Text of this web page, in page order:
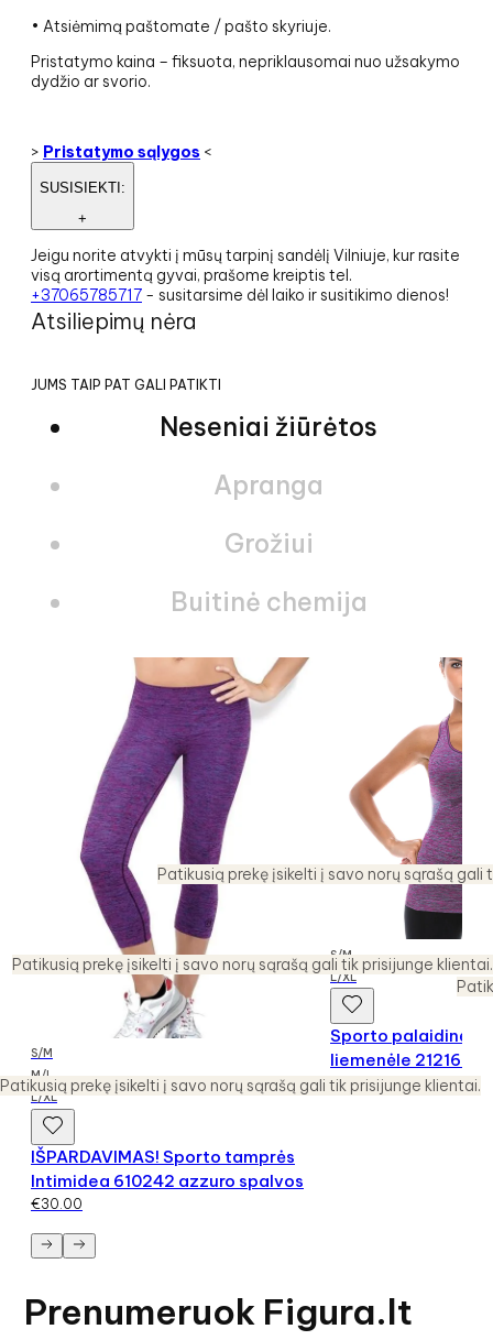
Patikusią prekę įsikelti į savo norų sąrašą gali tik prisijunge klientai.
Patikusią prekę įsikelti į savo norų sąrašą gali tik prisijunge klientai.
Patikusią prekę įsikelti į savo norų sąrašą gali
• Atsiėmimą paštomate / pašto skyriuje.
Pristatymo kaina – fiksuota, nepriklausomai nuo užsakymo
dydžio ar svorio.
> Pristatymo sąlygos <
SUSISIEKTI:
+
Jeigu norite atvykti į mūsų tarpinį sandėlį Vilniuje, kur rasite
visą arortimentą gyvai, prašome kreiptis tel.
+37065785717 - susitarsime dėl laiko ir susitikimo dienos!
Atsiliepimų nėra
JUMS TAIP PAT GALI PATIKTI
Neseniai žiūrėtos
Apranga
Grožiui
Buitinė chemija
S/M
M/L
L/XL
IŠPARDAVIMAS! Sporto tamprės
Intimidea 610242 azzuro spalvos
€30.00
S/M
L/XL
Sporto palaidinė
liemenėle 212169
€35.00
Prenumeruok Figura.lt